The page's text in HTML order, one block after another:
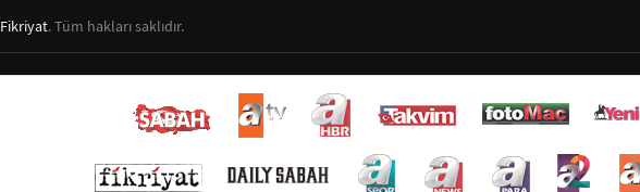
Fikriyat. Tüm hakları saklıdır.